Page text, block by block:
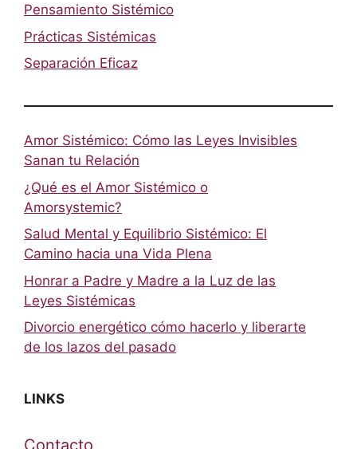
Pensamiento Sistémico
Prácticas Sistémicas
Separación Eficaz
Amor Sistémico: Cómo las Leyes Invisibles
Sanan tu Relación
¿Qué es el Amor Sistémico o
Amorsystemic?
Salud Mental y Equilibrio Sistémico: El
Camino hacia una Vida Plena
Honrar a Padre y Madre a la Luz de las
Leyes Sistémicas
Divorcio energético cómo hacerlo y liberarte
de los lazos del pasado
LINKS
Contacto